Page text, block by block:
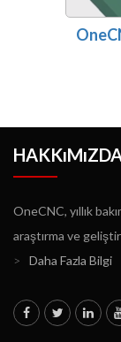
OneCNC, yıllık
araştırma ve
>
Daha Fazla Bilgi